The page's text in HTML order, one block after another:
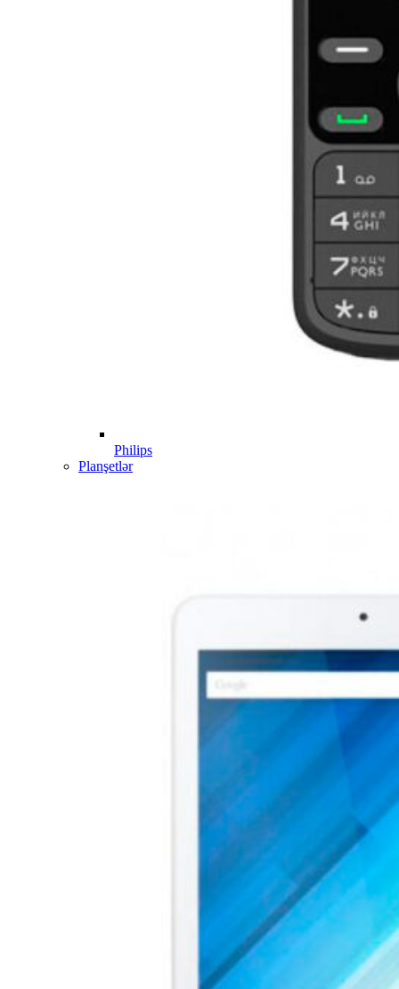
Philips
Planşetlər